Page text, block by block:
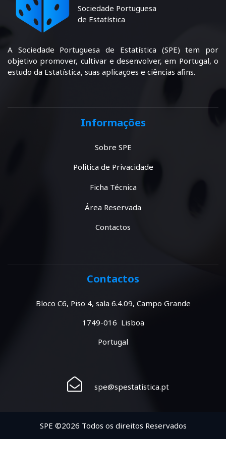
Sociedade Portuguesa
de Estatística
A Sociedade Portuguesa de Estatística (SPE) tem por
objetivo promover, cultivar e desenvolver, em Portugal, o
estudo da Estatística, suas aplicações e ciências afins.
Informações
Sobre SPE
Politica de Privacidade
Ficha Técnica
Área Reservada
Contactos
Contactos
Bloco C6, Piso 4, sala 6.4.09, Campo Grande
1749-016 Lisboa
Portugal
spe@spestatistica.pt
SPE ©2026 Todos os direitos Reservados